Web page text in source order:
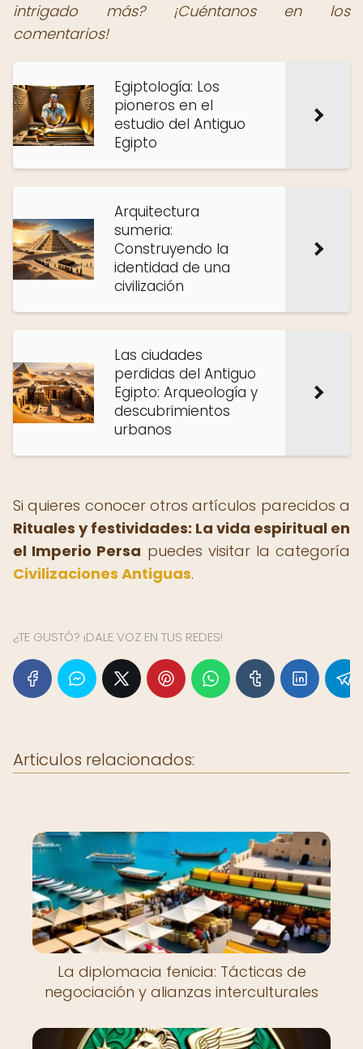
intrigado más? ¡Cuéntanos en los
comentarios!
Egiptología: Los
pioneros en el
estudio del Antiguo
Egipto
Arquitectura
sumeria:
Construyendo la
identidad de una
civilización
Las ciudades
perdidas del Antiguo
Egipto: Arqueología y
descubrimientos
urbanos
Si quieres conocer otros artículos parecidos a
Rituales y festividades: La vida espiritual en
el Imperio Persa puedes visitar la categoría
Civilizaciones Antiguas.
¿TE GUSTÓ? ¡DALE VOZ EN TUS REDES!
Articulos relacionados:
La diplomacia fenicia: Tácticas de
negociación y alianzas interculturales